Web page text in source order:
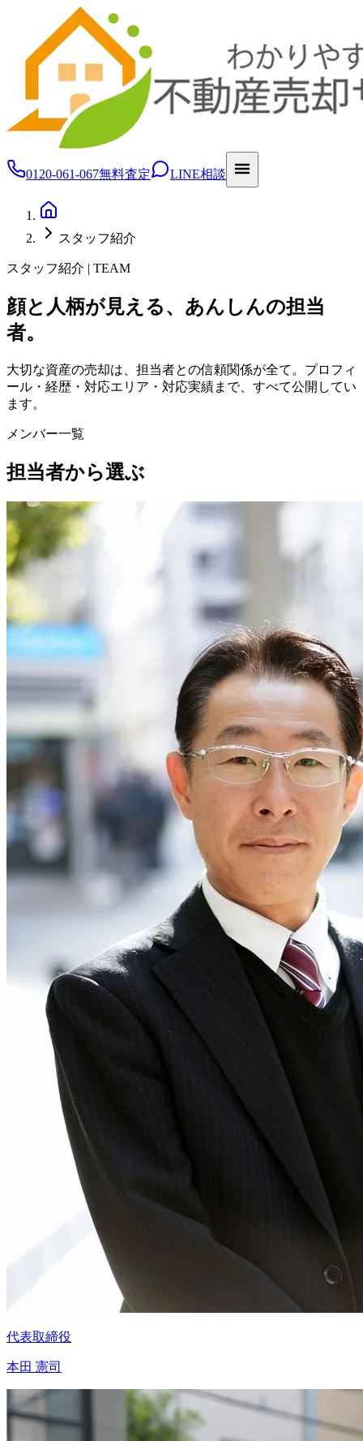
0120-061-067無料査定 LINE相談
スタッフ紹介
スタッフ紹介 | TEAM
顔と人柄が見える、あんしんの担当
者。
大切な資産の売却は、担当者との信頼関係が全て。プロフィ
ール・経歴・対応エリア・対応実績まで、すべて公開してい
ます。
メンバー一覧
担当者から選ぶ
代表取締役
本田 憲司